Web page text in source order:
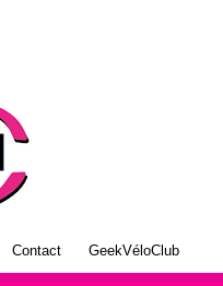
Contact GeekVéloClub